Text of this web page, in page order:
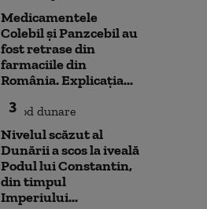
Medicamentele
Colebil și Panzcebil au
fost retrase din
farmaciile din
România. Explicația...
3
Nivelul scăzut al
Dunării a scos la iveală
Podul lui Constantin,
din timpul
Imperiului...